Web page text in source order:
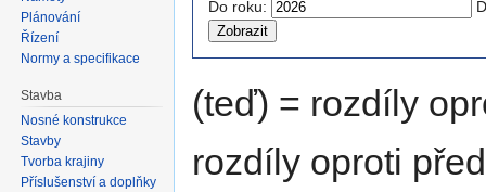
navigaci
vyhledávání
Do roku:
(teď) = rozdíly
rozdíly oproti
Plánování
Řízení
Normy a specifikace
Stavba
Nosné konstrukce
Stavby
Tvorba krajiny
Příslušenství a doplňky